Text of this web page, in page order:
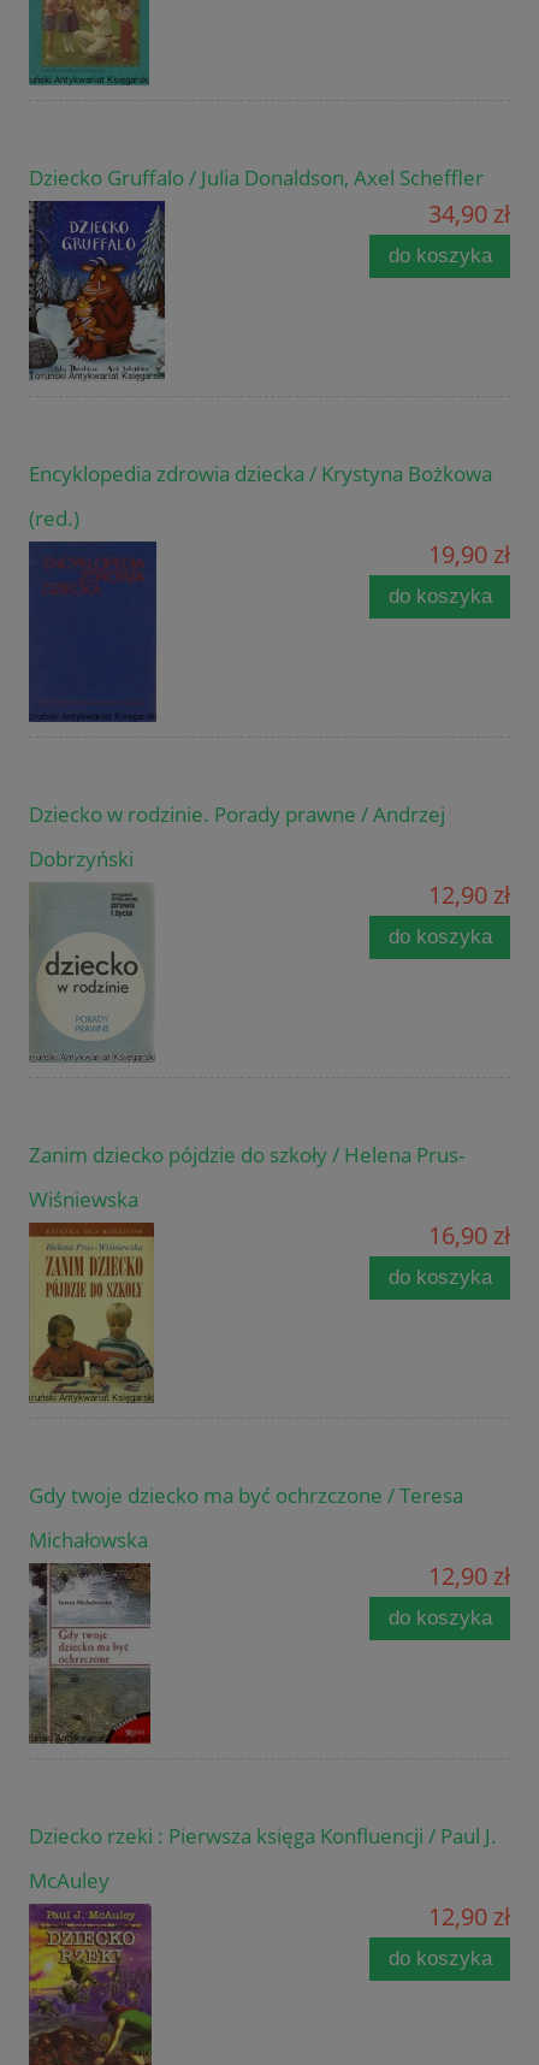
Dziecko Gruffalo / Julia Donaldson, Axel Scheffler
34,90 zł
do koszyka
Encyklopedia zdrowia dziecka / Krystyna Bożkowa
(red.)
19,90 zł
do koszyka
Dziecko w rodzinie. Porady prawne / Andrzej
Dobrzyński
12,90 zł
do koszyka
Zanim dziecko pójdzie do szkoły / Helena Prus-
Wiśniewska
16,90 zł
do koszyka
Gdy twoje dziecko ma być ochrzczone / Teresa
Michałowska
12,90 zł
do koszyka
Dziecko rzeki : Pierwsza księga Konfluencji / Paul J.
McAuley
12,90 zł
do koszyka